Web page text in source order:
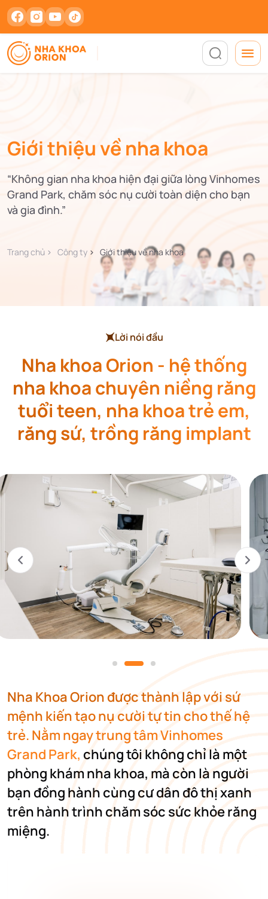
Giới thiệu về nha khoa
“Không gian nha khoa hiện đại giữa lòng Vinhomes
Grand Park, chăm sóc nụ cười toàn diện cho bạn
và gia đình.”
Trang chủ Công ty Giới thiệu về nha khoa
Lời nói đầu
Nha khoa Orion - hệ thống
nha khoa chuyên niềng răng
tuổi teen, nha khoa trẻ em,
răng sứ, trồng răng implant
Nha Khoa Orion được thành lập với sứ
mệnh kiến tạo nụ cười tự tin cho thế hệ
trẻ. Nằm ngay trung tâm Vinhomes
Grand Park, chúng tôi không chỉ là một
phòng khám nha khoa, mà còn là người
bạn đồng hành cùng cư dân đô thị xanh
trên hành trình chăm sóc sức khỏe răng
miệng.